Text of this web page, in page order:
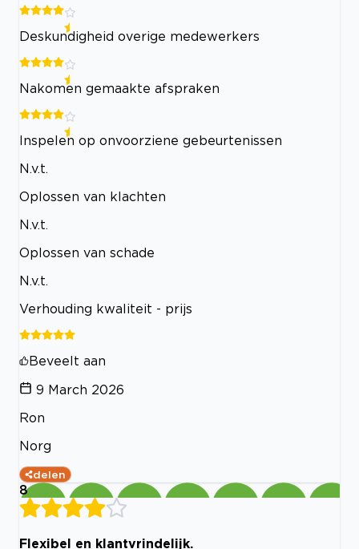
Deskundigheid overige medewerkers
Nakomen gemaakte afspraken
Inspelen op onvoorziene gebeurtenissen
N.v.t.
Oplossen van klachten
N.v.t.
Oplossen van schade
N.v.t.
Verhouding kwaliteit - prijs
Beveelt aan
9 March 2026
Ron
Norg
delen
8
Flexibel en klantvrindelijk.